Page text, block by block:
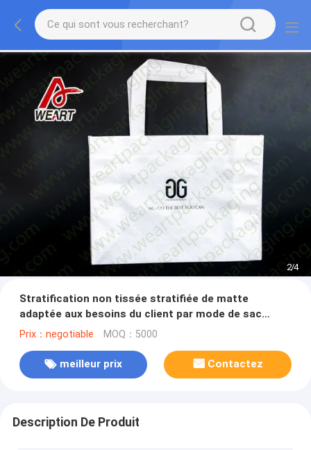
3/4
Stratification non tissée stratifiée de matte
adaptée aux besoins du client par mode de sac
d'épaule de sac
Prix：negotiable MOQ：5000
meilleur prix Contactez
Description De Produit